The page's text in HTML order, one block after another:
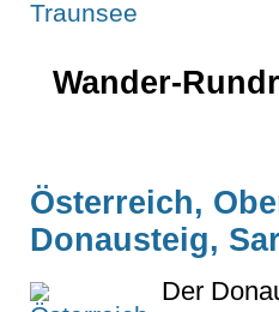
Wander-
Österreich,
Donausteig,
Der